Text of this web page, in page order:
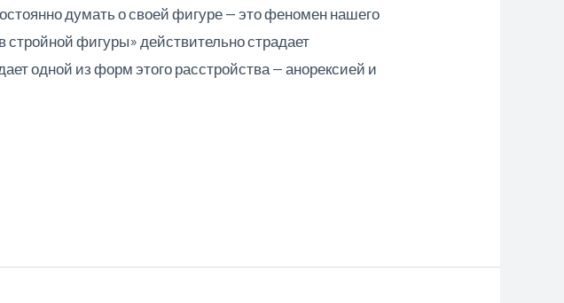
думать о своей фигуре — это феномен нашего
стройной фигуры» действительно страдает
одной из форм этого расстройства — анорексией и